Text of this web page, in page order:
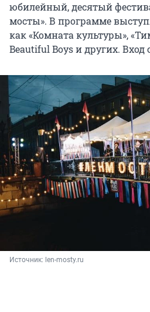
юбилейный, десятый
мосты». В программе
как «Комната культуры»,
Beautiful Boys и других. Вход
Источник: len-mosty.ru